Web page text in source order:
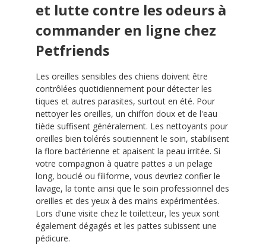
et lutte contre les odeurs à
commander en ligne chez
Petfriends
Les oreilles sensibles des chiens doivent être
contrôlées quotidiennement pour détecter les
tiques et autres parasites, surtout en été. Pour
nettoyer les oreilles, un chiffon doux et de l'eau
tiède suffisent généralement. Les nettoyants pour
oreilles bien tolérés soutiennent le soin, stabilisent
la flore bactérienne et apaisent la peau irritée. Si
votre compagnon à quatre pattes a un pelage
long, bouclé ou filiforme, vous devriez confier le
lavage, la tonte ainsi que le soin professionnel des
oreilles et des yeux à des mains expérimentées.
Lors d'une visite chez le toiletteur, les yeux sont
également dégagés et les pattes subissent une
pédicure.